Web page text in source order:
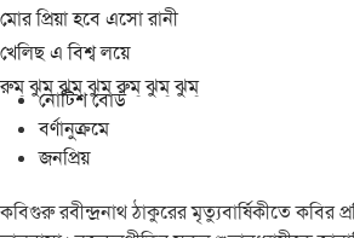
মোর প্রিয়া হবে এসো রানী
খেলিছ এ বিশ্ব লয়ে
রুম্ ঝুম্ ঝুম্ ঝুম্ রুম্ ঝুম্ ঝুম্
নোটিশ বোর্ড
বর্ণানুক্রমে
জনপ্রিয়
কবিগুরু রবীন্দ্রনাথ ঠাকুরের মৃত্যুবার্ষিকীতে কবির